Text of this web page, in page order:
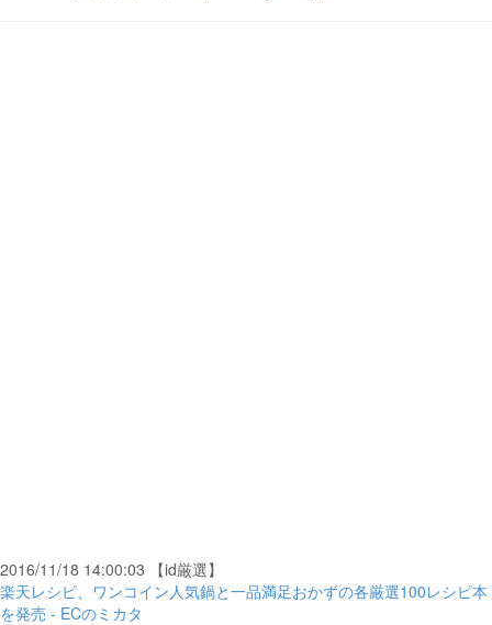
2016/11/18 14:00:03 【id厳選】
楽天レシピ、ワンコイン人気鍋と一品満足おかずの各厳選100レシピ本
を発売 - ECのミカタ